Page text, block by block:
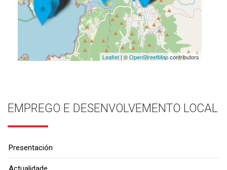
Leaflet| ©OpenStreetMapcontributors
EMPREGO E DESENVOLVEMENTO LOCAL
Presentación